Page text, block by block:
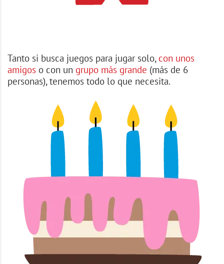
Tanto si busca juegos para jugar solo, con unos
amigos o con un grupo más grande (más de 6
personas), tenemos todo lo que necesita.